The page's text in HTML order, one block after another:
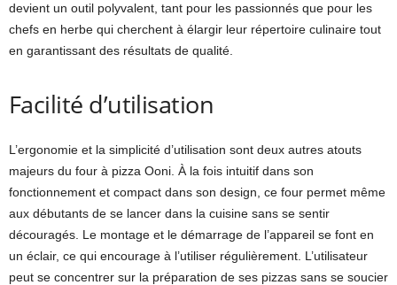
devient un outil polyvalent, tant pour les passionnés que pour les
chefs en herbe qui cherchent à élargir leur répertoire culinaire tout
en garantissant des résultats de qualité.
Facilité d’utilisation
L’ergonomie et la simplicité d’utilisation sont deux autres atouts
majeurs du four à pizza Ooni. À la fois intuitif dans son
fonctionnement et compact dans son design, ce four permet même
aux débutants de se lancer dans la cuisine sans se sentir
découragés. Le montage et le démarrage de l’appareil se font en
un éclair, ce qui encourage à l’utiliser régulièrement. L’utilisateur
peut se concentrer sur la préparation de ses pizzas sans se soucier